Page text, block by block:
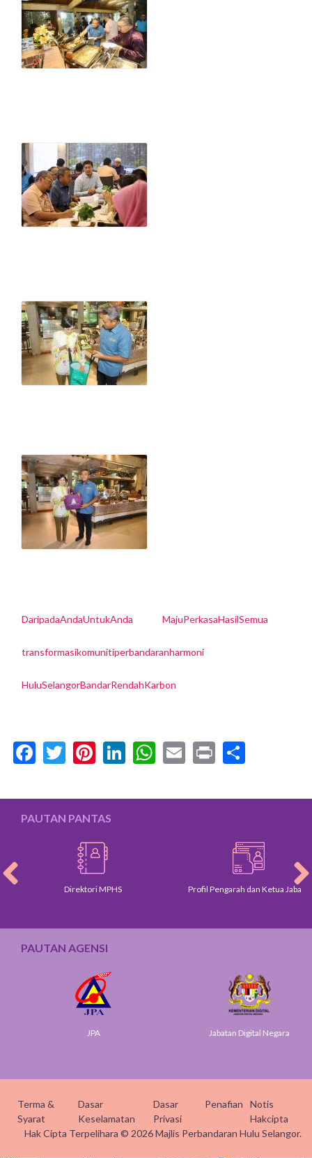
DaripadaAndaUntukAnda MajuPerkasaHasilSemua
transformasikomunitiperbandaranharmoni
HuluSelangorBandarRendahKarbon
Facebook
Twitter
Pinterest
LinkedIn
WhatsApp
Email
Print
PAUTAN PANTAS
Direktori MPHS Profil Pengarah dan Ketua Jabatan
PAUTAN AGENSI
Jabatan Digital Negara
Terma &
Syarat
Dasar
Keselamatan
Dasar
Privasi
Penafian
Notis
Hakcipta
Hak Cipta Terpelihara © 2026 Majlis Perbandaran Hulu Selangor.